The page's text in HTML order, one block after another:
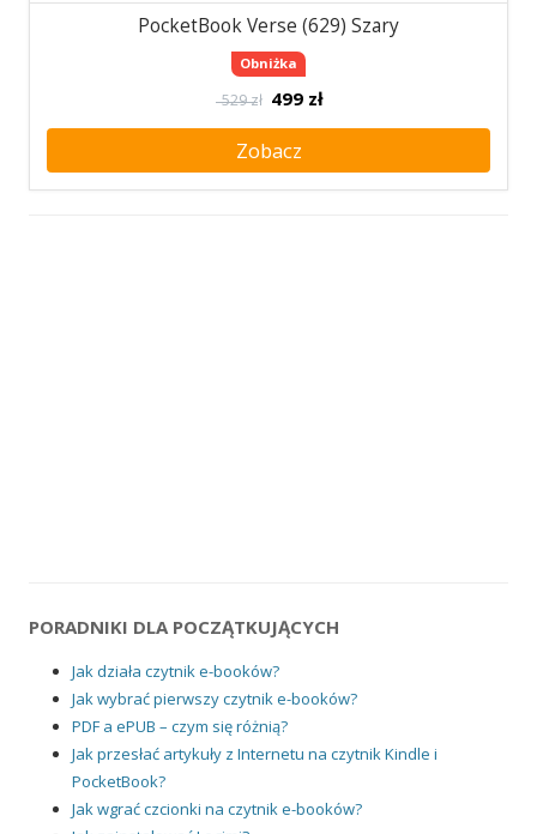
PocketBook Verse (629) Szary
Obniżka
529 zł 499 zł
Zobacz
PORADNIKI DLA POCZĄTKUJĄCYCH
Jak działa czytnik e-booków?
Jak wybrać pierwszy czytnik e-booków?
PDF a ePUB – czym się różnią?
Jak przesłać artykuły z Internetu na czytnik Kindle i
PocketBook?
Jak wgrać czcionki na czytnik e-booków?